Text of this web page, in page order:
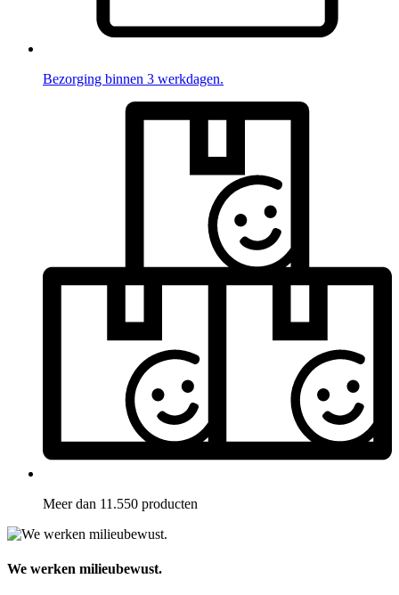
Bezorging binnen 3 werkdagen.
Meer dan 11.550 producten
We werken milieubewust.